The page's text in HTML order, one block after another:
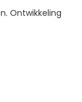
Ontwikkeling